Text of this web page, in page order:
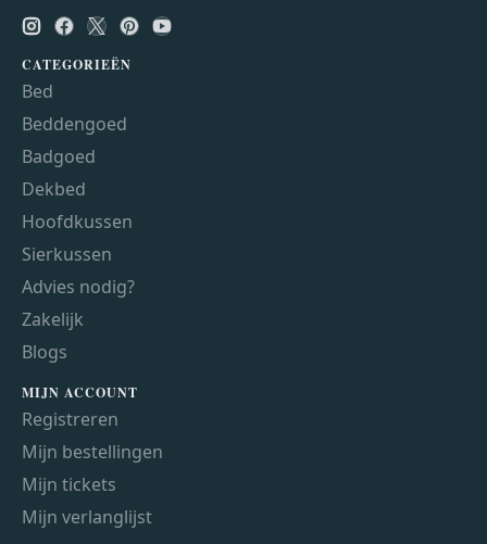
CATEGORIEËN
Bed
Beddengoed
Badgoed
Dekbed
Hoofdkussen
Sierkussen
Advies nodig?
Zakelijk
Blogs
MIJN ACCOUNT
Registreren
Mijn bestellingen
Mijn tickets
Mijn verlanglijst